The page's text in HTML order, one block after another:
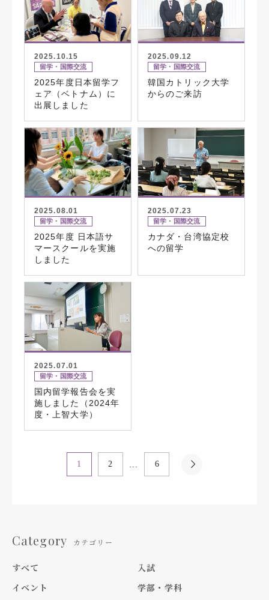
2025.10.15
留学・国際交流
2025年度日本留学フ
ェア（ベトナム）に
出展しました
2025.09.12
留学・国際交流
韓国カトリック大学
からのご来訪
2025.08.01
留学・国際交流
2025年度 日本語サ
マースクールを実施
しました
2025.07.23
留学・国際交流
カナダ・台湾協定校
への留学
2025.07.01
留学・国際交流
国内留学報告会を実
施しました（2024年
度・上智大学）
1 2 6
Category カテゴリー
すべて
入試
イベント
学部・学科